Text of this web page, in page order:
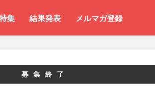
集 結果発表 メルマガ登録
募集終了